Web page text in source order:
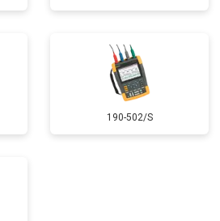
190-502/S